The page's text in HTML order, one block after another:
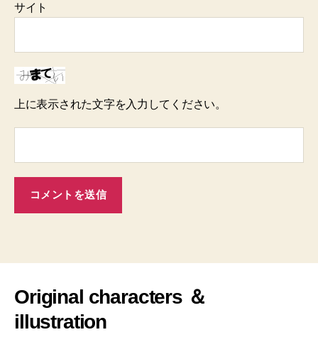
サイト
上に表示された文字を入力してください。
Original characters ＆
illustration